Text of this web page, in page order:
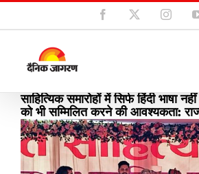
Skip
to
Facebook
साहित्यिक समारोहों में सिर्फ हिंदी भाषा
को भी सम्मिलित करने की आवश्यकता:
View
Larger
Image